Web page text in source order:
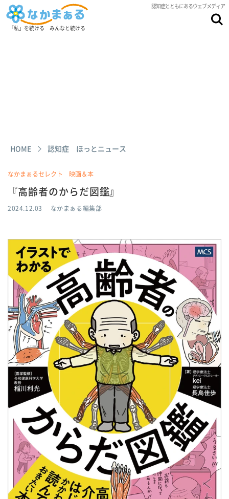
認知症とともにあるウェブメディア
「私」を続ける みんなと続ける
HOME 認知症 ほっとニュース
なかまぁるセレクト 映画＆本
『高齢者のからだ図鑑』
2024.12.03 なかまぁる編集部